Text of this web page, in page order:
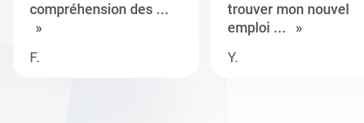
compréhension des ...
F.
trouver mon nouvel
emploi ...
Y.